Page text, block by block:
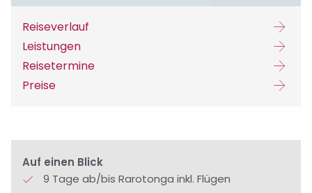
Reiseverlauf
Leistungen
Reisetermine
Preise
Auf einen Blick
9 Tage ab/bis Rarotonga inkl. Flügen